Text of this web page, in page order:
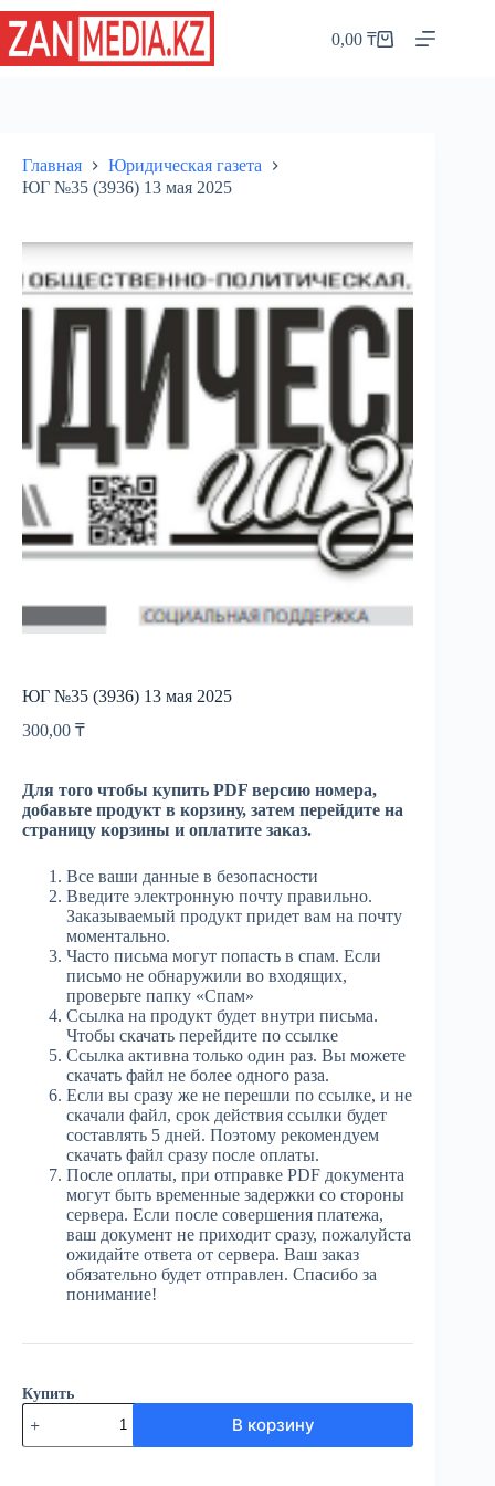
Перейти
сути
Корзина
0,00₸
Главная
Юридическая газета
ЮГ №35 (3936) 13 мая 2025
ЮГ №35 (3936) 13 мая 2025
300,00 ₸
Для того чтобы купить PDF версию номера,
добавьте продукт в корзину, затем перейдите на
страницу корзины и оплатите заказ.
Все ваши данные в безопасности
Введите электронную почту правильно.
Заказываемый продукт придет вам на почту
моментально.
Часто письма могут попасть в спам. Если
письмо не обнаружили во входящих,
проверьте папку «Спам»
Ссылка на продукт будет внутри письма.
Чтобы скачать перейдите по ссылке
Ссылка активна только один раз. Вы можете
скачать файл не более одного раза.
Если вы сразу же не перешли по ссылке, и не
скачали файл, срок действия ссылки будет
составлять 5 дней. Поэтому рекомендуем
скачать файл сразу после оплаты.
После оплаты, при отправке PDF документа
могут быть временные задержки со стороны
сервера. Если после совершения платежа,
ваш документ не приходит сразу, пожалуйста
ожидайте ответа от сервера. Ваш заказ
обязательно будет отправлен. Спасибо за
понимание!
Купить
Количество
товара
ЮГ
В корзину